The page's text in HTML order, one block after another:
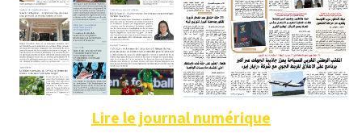
Lire le journal numérique